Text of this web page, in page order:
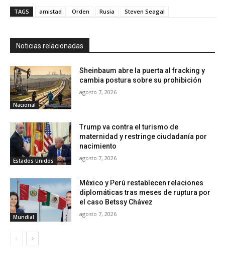
TAGS amistad Orden Rusia Steven Seagal
Noticias relacionadas
Nacional
Sheinbaum abre la puerta al fracking y
cambia postura sobre su prohibición
agosto 7, 2026
Estados Unidos
Trump va contra el turismo de
maternidad y restringe ciudadanía por
nacimiento
agosto 7, 2026
Mundial
México y Perú restablecen relaciones
diplomáticas tras meses de ruptura por
el caso Betssy Chávez
agosto 7, 2026